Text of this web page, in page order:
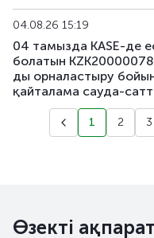
04.08.26 15:19
04 тамызда KASE-де
болатын
ды орналастыру
қайталама сауда-
1 2 3
Өзекті ақпарат